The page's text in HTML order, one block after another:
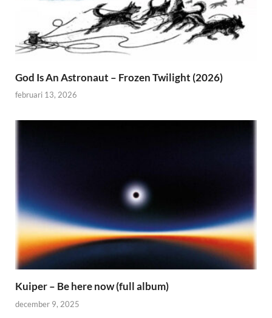
God Is An Astronaut – Frozen Twilight (2026)
februari 13, 2026
Kuiper – Be here now (full album)
december 9, 2025